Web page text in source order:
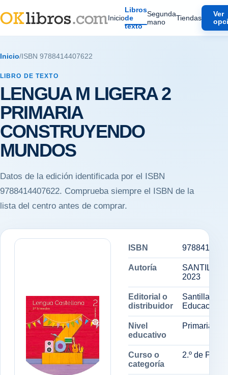
Inicio
Libros
de
texto
Segunda
mano
Tiendas
Ver
Inicio/ ISBN 9788414407622
LIBRO DE TEXTO
LENGUA M LIGERA 2
PRIMARIA
CONSTRUYENDO
MUNDOS
Datos de la edición identificada por el ISBN
9788414407622. Comprueba siempre el ISBN de la
lista del centro antes de comprar.
ISBN
Autoría
2023
Editorial o
distribuidor
Santillana
Educación,
Nivel
educativo
Primaria
Curso o
categoría
2.º de